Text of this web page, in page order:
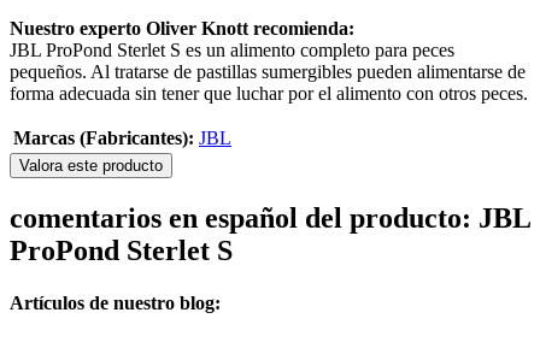
Nuestro experto Oliver Knott recomienda:
JBL ProPond Sterlet S es un alimento completo para peces
pequeños. Al tratarse de pastillas sumergibles pueden alimentarse de
forma adecuada sin tener que luchar por el alimento con otros peces.
Marcas (Fabricantes): JBL
Valora este producto
comentarios en español del producto: JBL
ProPond Sterlet S
Artículos de nuestro blog: